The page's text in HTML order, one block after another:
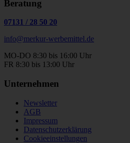
Beratung
07131 / 28 50 20
info@merkur-werbemittel.de
MO-DO 8:30 bis 16:00 Uhr
FR 8:30 bis 13:00 Uhr
Unternehmen
Newsletter
AGB
Impressum
Datenschutzerklärung
Cookieeinstellungen